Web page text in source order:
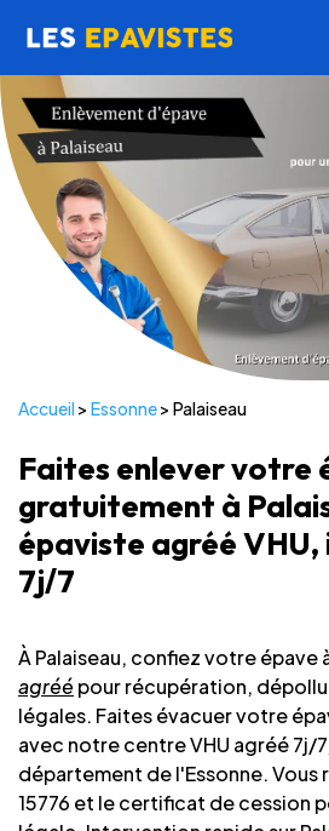
Accueil > Essonne> Palaiseau
Faites enlever votre
gratuitement à
épaviste agréé
7j/7
À Palaiseau, confiez votre épave
agréé pour récupération,
légales. Faites évacuer votre
avec notre centre VHU agréé 7j/
département de l'Essonne. Vous
15776 et le certificat de cession